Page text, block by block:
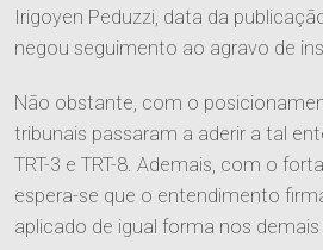
Irigoyen Peduzzi, data da
negou seguimento ao agravo de
Não obstante, com o
tribunais passaram a aderir a tal
TRT-3 e TRT-8. Ademais, com o
espera-se que o entendimento
aplicado de igual forma nos demais